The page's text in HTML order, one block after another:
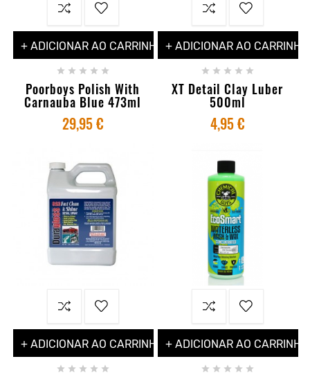
+ ADICIONAR AO CARRINHO
    
Poorboys Polish With
Carnauba Blue 473ml
29,95 €
+ ADICIONAR AO CARRINHO
    
XT Detail Clay Luber
500ml
4,95 €
+ ADICIONAR AO CARRINHO
    
+ ADICIONAR AO CARRINHO
    